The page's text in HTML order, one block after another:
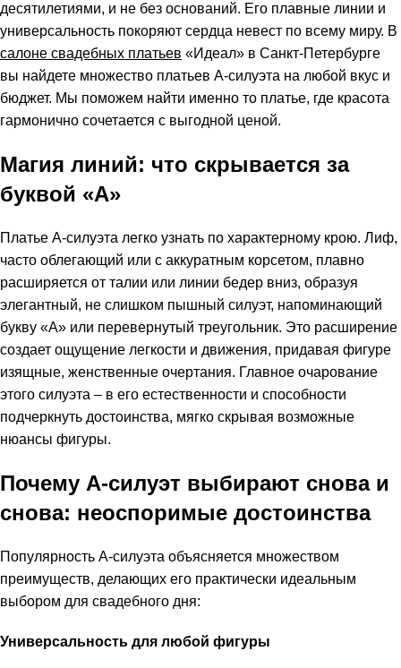
десятилетиями, и не без оснований. Его плавные линии и
универсальность покоряют сердца невест по всему миру. В
салоне свадебных платьев «Идеал» в Санкт-Петербурге
вы найдете множество платьев А-силуэта на любой вкус и
бюджет. Мы поможем найти именно то платье, где красота
гармонично сочетается с выгодной ценой.
Магия линий: что скрывается за
буквой «А»
Платье А-силуэта легко узнать по характерному крою. Лиф,
часто облегающий или с аккуратным корсетом, плавно
расширяется от талии или линии бедер вниз, образуя
элегантный, не слишком пышный силуэт, напоминающий
букву «А» или перевернутый треугольник. Это расширение
создает ощущение легкости и движения, придавая фигуре
изящные, женственные очертания. Главное очарование
этого силуэта – в его естественности и способности
подчеркнуть достоинства, мягко скрывая возможные
нюансы фигуры.
Почему А-силуэт выбирают снова и
снова: неоспоримые достоинства
Популярность А-силуэта объясняется множеством
преимуществ, делающих его практически идеальным
выбором для свадебного дня:
Универсальность для любой фигуры